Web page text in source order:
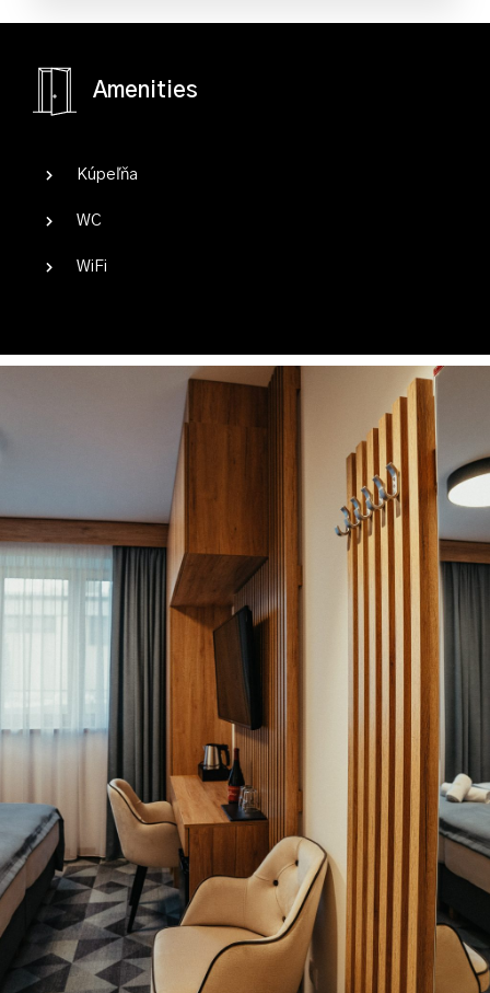
Amenities
Kúpeľňa
WC
WiFi